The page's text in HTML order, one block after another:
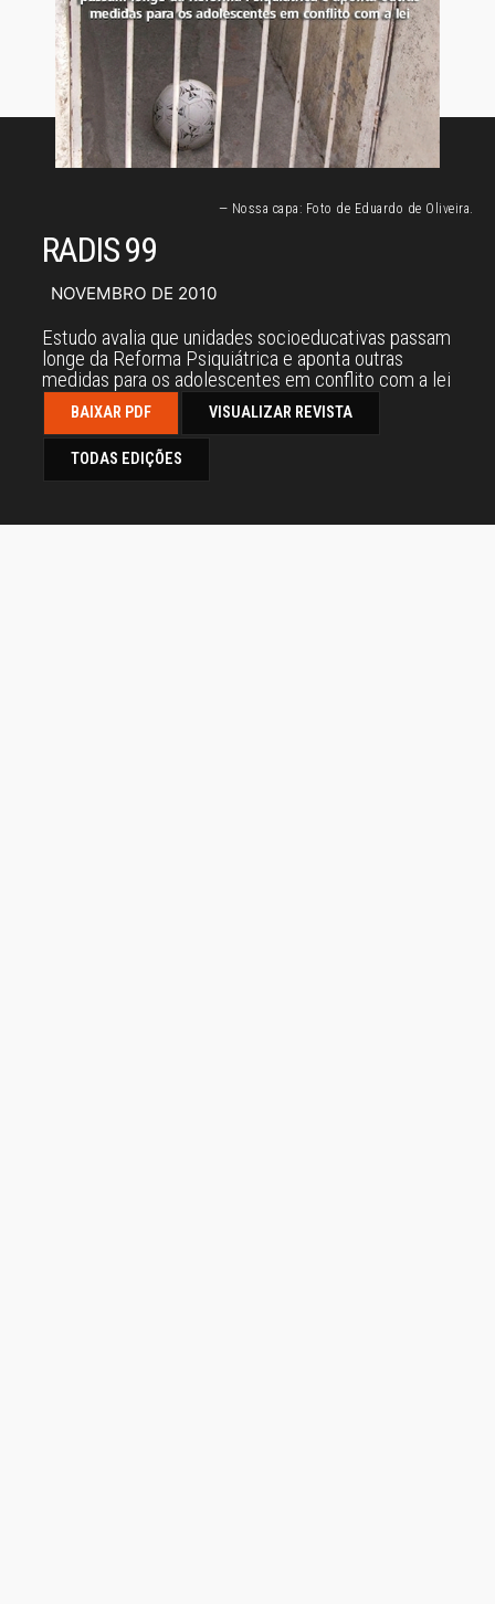
— Nossa capa: Foto de Eduardo de Oliveira.
RADIS 99
NOVEMBRO DE 2010
Estudo avalia que unidades socioeducativas passam
longe da Reforma Psiquiátrica e aponta outras
medidas para os adolescentes em conflito com a lei
BAIXAR PDF VISUALIZAR REVISTA
TODAS EDIÇÕES